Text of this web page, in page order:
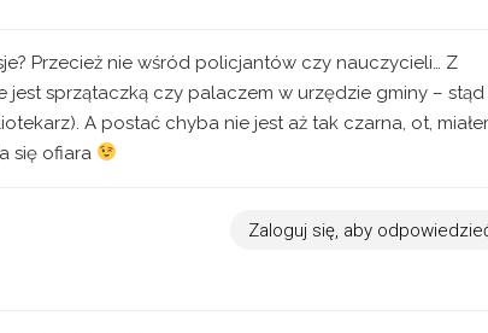
Przecież nie wśród policjantów czy nauczycieli… Z
sprzątaczką czy palaczem w urzędzie gminy – stąd
A postać chyba nie jest aż tak czarna, ot,
się ofiara
Zaloguj się, aby